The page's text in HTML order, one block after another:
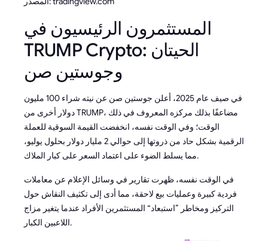
المستثمرون الرئيسيون في
TRUMP Crypto: الحيتان
وجوستين صن
في صيف عام 2025، أعلن جوستين صن عن نيته شراء 100 مليون
دولار أخرى من TRUMP، مضاعفًا بذلك مركزه المعروف في ذلك
الوقت؛ وفي الوقت نفسه، انخفضت القيمة السوقية للعملة
الرقمية بشكل حاد من ذروتها إلى حوالي 2 مليار دولار بحلول يوليو،
مما يسلط الضوء على اعتماد السعر على كبار الملاك.
في الوقت نفسه، ظهرت تقارير في وسائل الإعلام عن معاملات
فردية كبيرة وعمليات بيع لاحقة، مما أدى إلى تكثيف النقاش حول
التركيز ومخاطر ”استبعاد“ المستثمرين الأفراد عندما يتغير مزاج
اللاعبين الكبار.